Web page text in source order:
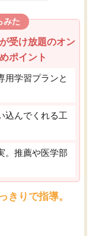
みた
受け放題のオン
ポイント
用学習プランと
込んでくれる工
。推薦や医学部
きりで指導。